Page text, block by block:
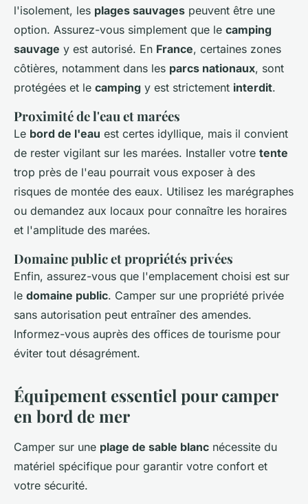
l'isolement, les plages sauvages peuvent être une
option. Assurez-vous simplement que le camping
sauvage y est autorisé. En France, certaines zones
côtières, notamment dans les parcs nationaux, sont
protégées et le camping y est strictement interdit.
Proximité de l'eau et marées
Le bord de l'eau est certes idyllique, mais il convient
de rester vigilant sur les marées. Installer votre tente
trop près de l'eau pourrait vous exposer à des
risques de montée des eaux. Utilisez les marégraphes
ou demandez aux locaux pour connaître les horaires
et l'amplitude des marées.
Domaine public et propriétés privées
Enfin, assurez-vous que l'emplacement choisi est sur
le domaine public. Camper sur une propriété privée
sans autorisation peut entraîner des amendes.
Informez-vous auprès des offices de tourisme pour
éviter tout désagrément.
Équipement essentiel pour camper
en bord de mer
Camper sur une plage de sable blanc nécessite du
matériel spécifique pour garantir votre confort et
votre sécurité.